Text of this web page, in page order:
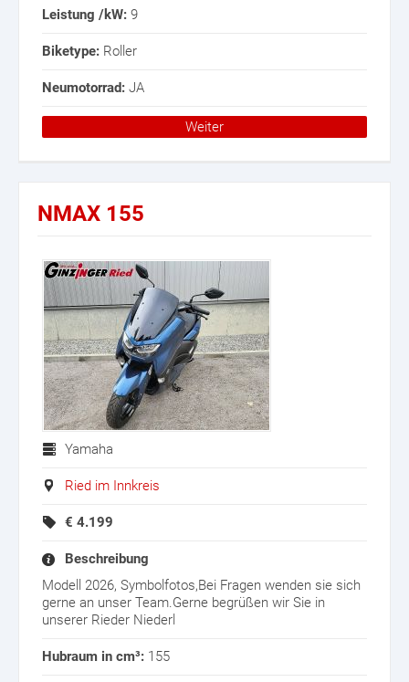
Leistung /kW: 9
Biketype: Roller
Neumotorrad: JA
Weiter
NMAX 155
Yamaha
Ried im Innkreis
€ 4.199
Beschreibung
Modell 2026, Symbolfotos,Bei Fragen wenden sie sich
gerne an unser Team.Gerne begrüßen wir Sie in
unserer Rieder Niederl
Hubraum in cm³: 155